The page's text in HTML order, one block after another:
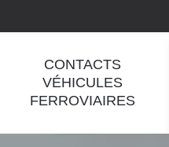
CONTACTS
VÉHICULES
FERROVIAIRES